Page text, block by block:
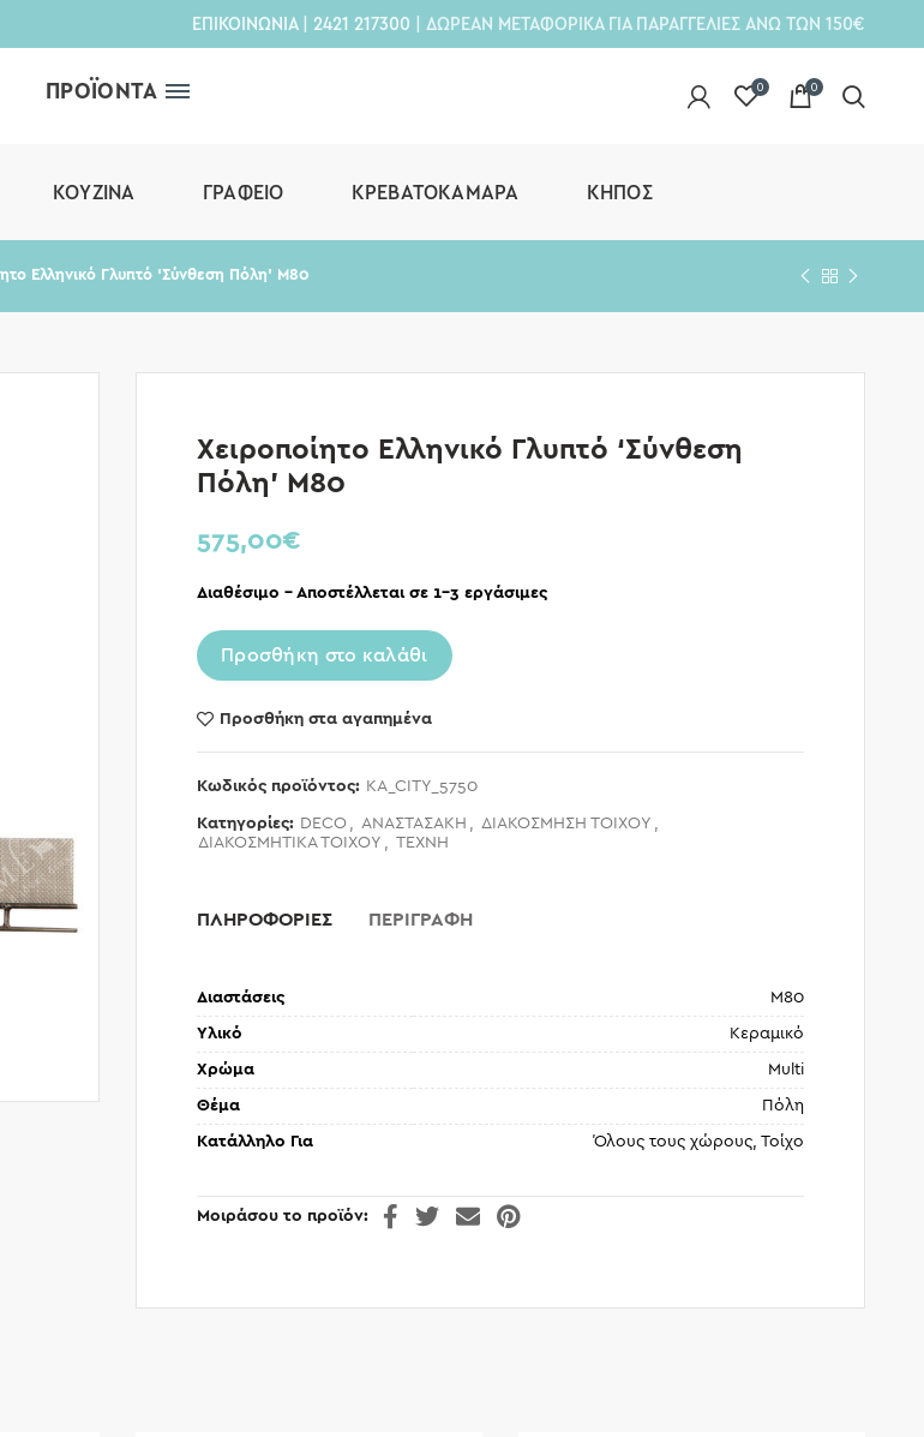
ΕΠΙΚΟΙΝΩΝΙΑ| 2421 217300 | ΔΩΡΕΑΝ ΜΕΤΑΦΟΡΙΚΑ ΓΙΑ ΠΑΡΑΓΓΕΛΙΕΣ ΑΝΩ ΤΩΝ 150€
ΠΡΟΪΟΝΤΑ 0 0
ΚΟΥΖΊΝΑ ΓΡΑΦΕΊΟ ΚΡΕΒΑΤΟΚΆΜΑΡΑ ΚΉΠΟΣ
Ελληνικό Γλυπτό ‘Σύνθεση Πόλη’ Μ80
Χειροποίητο Ελληνικό Γλυπτό ‘Σύνθεση
Πόλη’ Μ80
575,00€
Διαθέσιμο – Αποστέλλεται σε 1-3 εργάσιμες
Προσθήκη στο καλάθι
Προσθήκη στα αγαπημένα
Κωδικός προϊόντος: KA_CITY_5750
Κατηγορίες: DECO , ΑΝΑΣΤΑΣΑΚΗ , ΔΙΑΚΟΣΜΗΣΗ ΤΟΙΧΟΥ ,
ΔΙΑΚΟΣΜΗΤΙΚΑ ΤΟΙΧΟΥ , ΤΕΧΝΗ
ΠΛΗΡΟΦΟΡΙΕΣ ΠΕΡΙΓΡΑΦΉ
Διαστάσεις Μ80
Υλικό Κεραμικό
Χρώμα Multi
Θέμα Πόλη
Κατάλληλο Για Όλους τους χώρους, Τοίχο
Μοιράσου το προϊόν